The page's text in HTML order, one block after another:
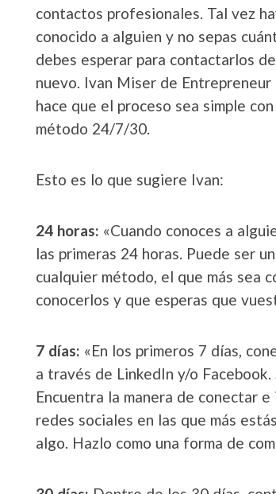
contactos profesionales. Tal vez
conocido a alguien y no sepas
debes esperar para contactarlos de
nuevo. Ivan Miser de Entrepreneur
hace que el proceso sea simple
método 24/7/30.
Esto es lo que sugiere Ivan:
24 horas: «Cuando conoces a
las primeras 24 horas. Puede ser
cualquier método, el que más sea
conocerlos y que esperas que
7 días: «En los primeros 7 días,
a través de LinkedIn y/o
Encuentra la manera de conectar
redes sociales en las que más
algo. Hazlo como una forma de